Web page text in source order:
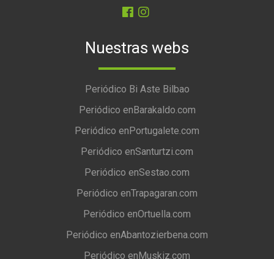
Nuestras webs
Periódico Bi Aste Bilbao
Periódico enBarakaldo.com
Periódico enPortugalete.com
Periódico enSanturtzi.com
Periódico enSestao.com
Periódico enTrapagaran.com
Periódico enOrtuella.com
Periódico enAbantozierbena.com
Periódico enMuskiz.com